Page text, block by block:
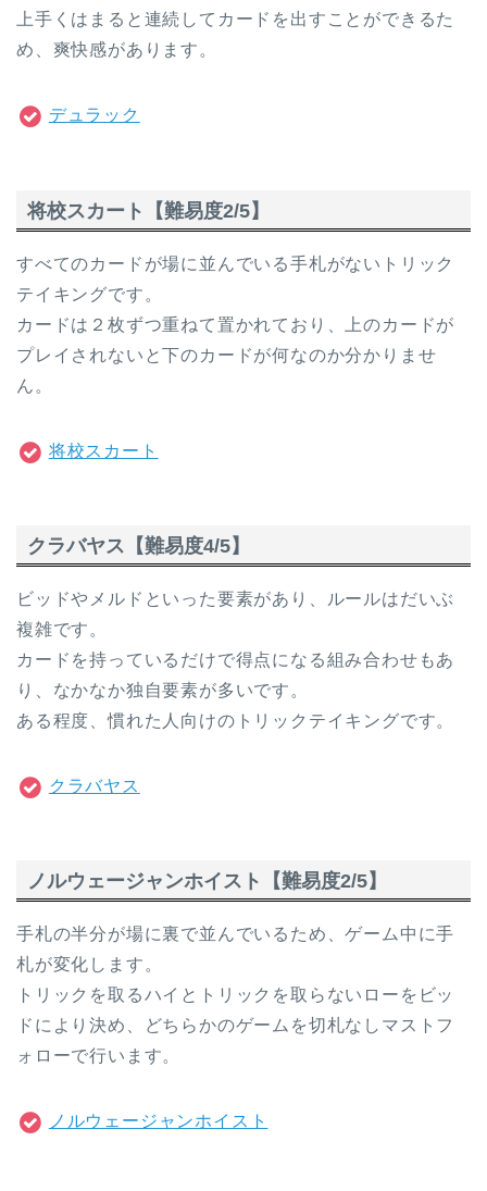
上手くはまると連続してカードを出すことができるた
め、爽快感があります。
デュラック
将校スカート【難易度2/5】
すべてのカードが場に並んでいる手札がないトリック
テイキングです。
カードは２枚ずつ重ねて置かれており、上のカードが
プレイされないと下のカードが何なのか分かりませ
ん。
将校スカート
クラバヤス【難易度4/5】
ビッドやメルドといった要素があり、ルールはだいぶ
複雑です。
カードを持っているだけで得点になる組み合わせもあ
り、なかなか独自要素が多いです。
ある程度、慣れた人向けのトリックテイキングです。
クラバヤス
ノルウェージャンホイスト【難易度2/5】
手札の半分が場に裏で並んでいるため、ゲーム中に手
札が変化します。
トリックを取るハイとトリックを取らないローをビッ
ドにより決め、どちらかのゲームを切札なしマストフ
ォローで行います。
ノルウェージャンホイスト